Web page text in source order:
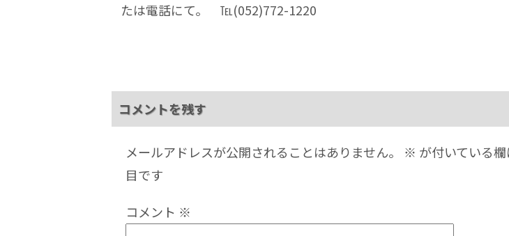
たは電話にて。 ℡(052)772-1220
コメントを残す
メールアドレスが公開されることはありません。 ※ が付いている
目です
コメント ※